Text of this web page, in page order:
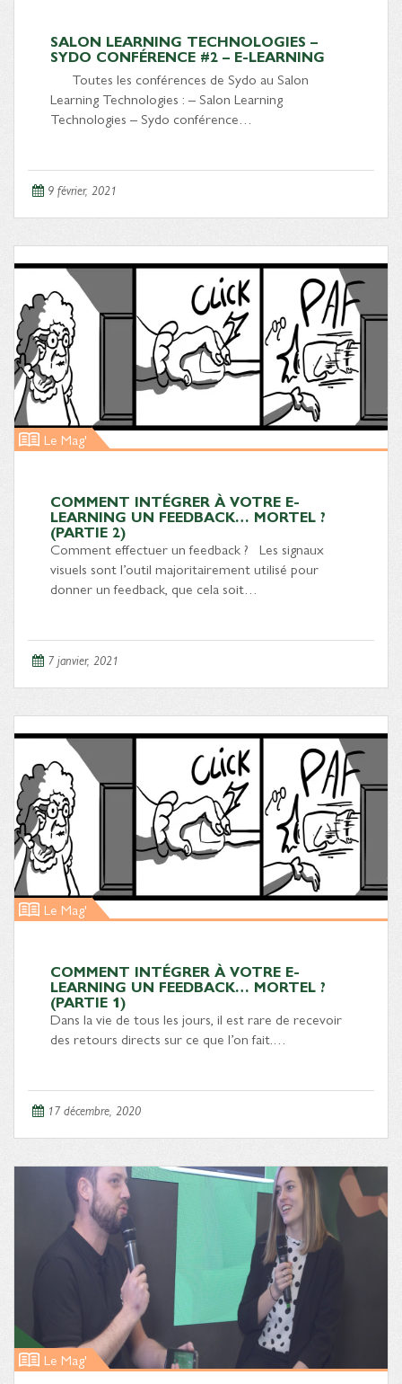
SALON LEARNING TECHNOLOGIES –
SYDO CONFÉRENCE #2 – E-LEARNING
Toutes les conférences de Sydo au Salon
Learning Technologies : – Salon Learning
Technologies – Sydo conférence…
9 février, 2021
Le Mag'
COMMENT INTÉGRER À VOTRE E-
LEARNING UN FEEDBACK… MORTEL ?
(PARTIE 2)
Comment effectuer un feedback ? Les signaux
visuels sont l’outil majoritairement utilisé pour
donner un feedback, que cela soit…
7 janvier, 2021
Le Mag'
COMMENT INTÉGRER À VOTRE E-
LEARNING UN FEEDBACK… MORTEL ?
(PARTIE 1)
Dans la vie de tous les jours, il est rare de recevoir
des retours directs sur ce que l’on fait.…
17 décembre, 2020
Le Mag'